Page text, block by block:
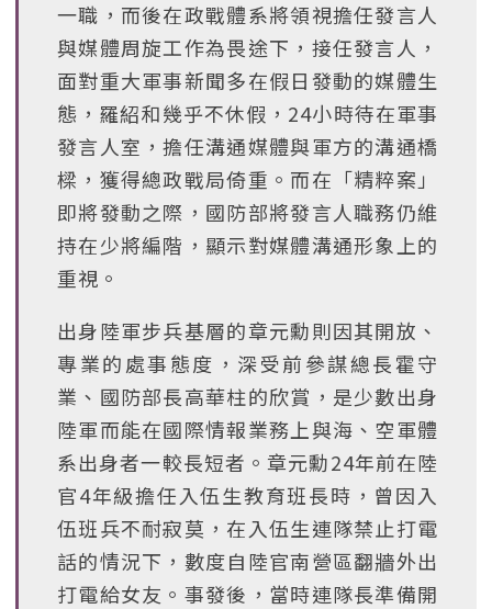
一職，而後在政戰體系將領視擔任發言人
與媒體周旋工作為畏途下，接任發言人，
面對重大軍事新聞多在假日發動的媒體生
態，羅紹和幾乎不休假，24小時待在軍事
發言人室，擔任溝通媒體與軍方的溝通橋
樑，獲得總政戰局倚重。而在「精粹案」
即將發動之際，國防部將發言人職務仍維
持在少將編階，顯示對媒體溝通形象上的
重視。
出身陸軍步兵基層的章元勳則因其開放、
專業的處事態度，深受前參謀總長霍守
業、國防部長高華柱的欣賞，是少數出身
陸軍而能在國際情報業務上與海、空軍體
系出身者一較長短者。章元勳24年前在陸
官4年級擔任入伍生教育班長時，曾因入
伍班兵不耐寂莫，在入伍生連隊禁止打電
話的情況下，數度自陸官南營區翻牆外出
打電給女友。事發後，當時連隊長準備開